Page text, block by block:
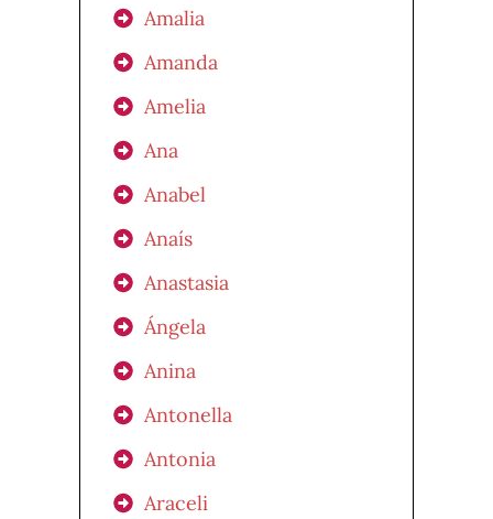
Amalia
Amanda
Amelia
Ana
Anabel
Anaís
Anastasia
Ángela
Anina
Antonella
Antonia
Araceli